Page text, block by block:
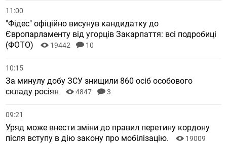
11:00
"Фідес" офіційно висунув кандидатку до
Європарламенту від угорців Закарпаття: всі подробиці
(ФОТО)
19442 10
10:15
За минулу добу ЗСУ знищили 860 осіб особового
складу росіян
4847 3
09:21
Уряд може внести зміни до правил перетину кордону
після вступу в дію закону про мобілізацію.
19009